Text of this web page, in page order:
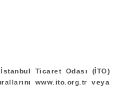
Ticaret Odası (İTO)
www.ito.org.tr veya